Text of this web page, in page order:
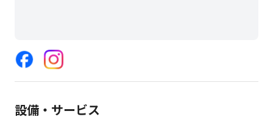
設備・サービス